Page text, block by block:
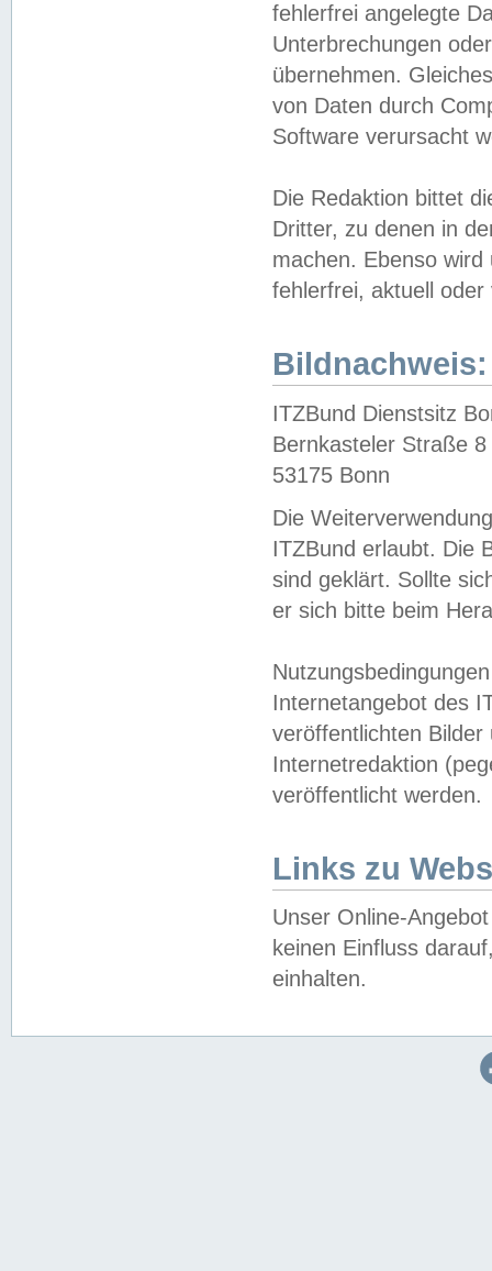
fehlerfrei angelegte
Unterbrechungen
übernehmen.
von Daten durch
Software verursacht
Die Redaktion bittet
Dritter, zu denen in
machen. Ebenso
fehlerfrei, aktuell oder
Bildnachweis:
ITZBund Dienstsitz
Bernkasteler Straße 8
53175 Bonn
Die
ITZBund erlaubt. Die
sind geklärt. Sollte
er sich bitte beim
Internetangebot des
veröffentlichten
Internetredaktion
veröffentlicht werden.
Links zu
Unser Online-
keinen Einfluss
einhalten.